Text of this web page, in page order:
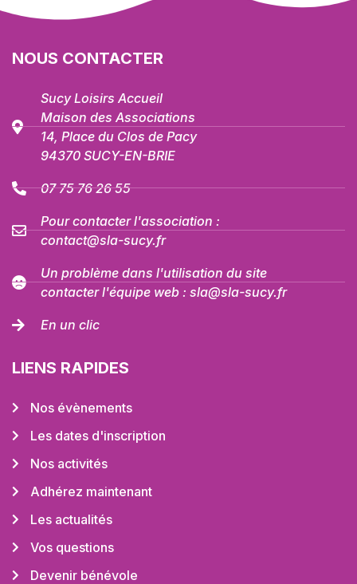
NOUS CONTACTER
Sucy Loisirs Accueil
Maison des Associations
14, Place du Clos de Pacy
94370 SUCY-EN-BRIE
07 75 76 26 55
Pour contacter l'association :
contact@sla-sucy.fr
Un problème dans l'utilisation du site
contacter l'équipe web : sla@sla-sucy.fr
En un clic
LIENS RAPIDES
Nos évènements
Les dates d'inscription
Nos activités
Adhérez maintenant
Les actualités
Vos questions
Devenir bénévole